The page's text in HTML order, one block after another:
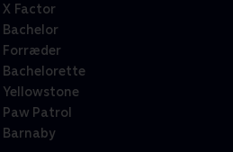
X Factor
Bachelor
Forræder
Bachelorette
Yellowstone
Paw Patrol
Barnaby